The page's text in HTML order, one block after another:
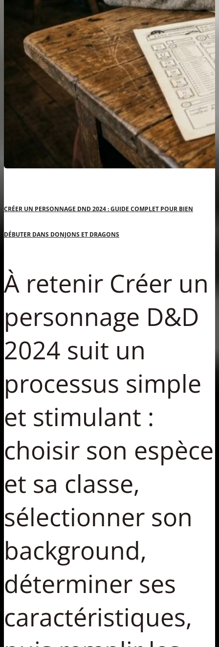
CRÉER UN PERSONNAGE DND 2024 : GUIDE COMPLET POUR BIEN
DÉBUTER DANS DONJONS ET DRAGONS
À retenir Créer un
personnage D&D
2024 suit un
processus simple
et stimulant :
choisir son espèce
et sa classe,
sélectionner son
background,
déterminer ses
caractéristiques,